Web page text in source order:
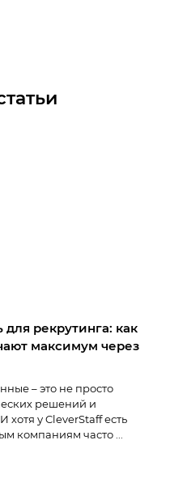
для рекрутинга: как
максимум через
– это не просто
решений и
у CleverStaff есть
компаниям часто ...